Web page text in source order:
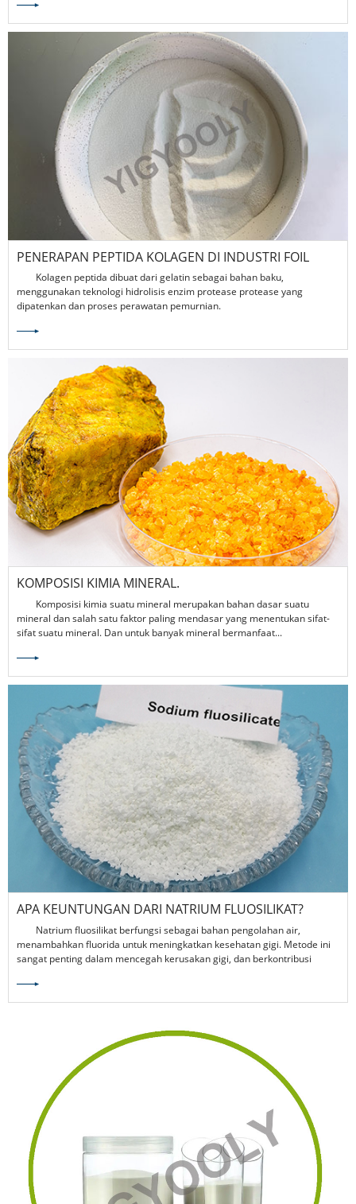
PENERAPAN PEPTIDA KOLAGEN DI INDUSTRI FOIL
TEMBAGA
Kolagen peptida dibuat dari gelatin sebagai bahan baku,
menggunakan teknologi hidrolisis enzim protease protease yang
dipatenkan dan proses perawatan pemurnian.
KOMPOSISI KIMIA MINERAL.
Komposisi kimia suatu mineral merupakan bahan dasar suatu
mineral dan salah satu faktor paling mendasar yang menentukan sifat-
sifat suatu mineral. Dan untuk banyak mineral bermanfaat...
APA KEUNTUNGAN DARI NATRIUM FLUOSILIKAT?
Natrium fluosilikat berfungsi sebagai bahan pengolahan air,
menambahkan fluorida untuk meningkatkan kesehatan gigi. Metode ini
sangat penting dalam mencegah kerusakan gigi, dan berkontribusi